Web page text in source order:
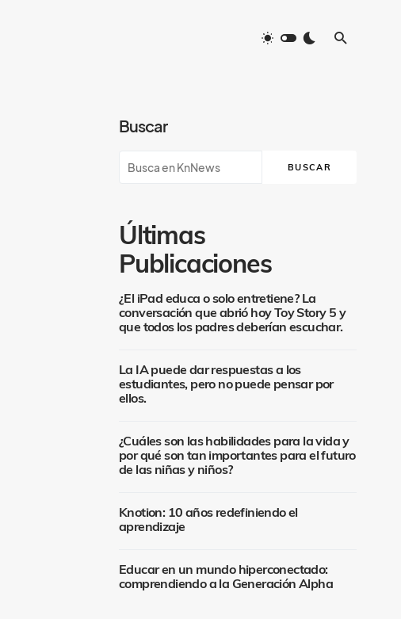
Buscar
BUSCAR
Últimas
Publicaciones
¿El iPad educa o solo entretiene? La
conversación que abrió hoy Toy Story 5 y
que todos los padres deberían escuchar.
La IA puede dar respuestas a los
estudiantes, pero no puede pensar por
ellos.
¿Cuáles son las habilidades para la vida y
por qué son tan importantes para el futuro
de las niñas y niños?
Knotion: 10 años redefiniendo el
aprendizaje
Educar en un mundo hiperconectado:
comprendiendo a la Generación Alpha